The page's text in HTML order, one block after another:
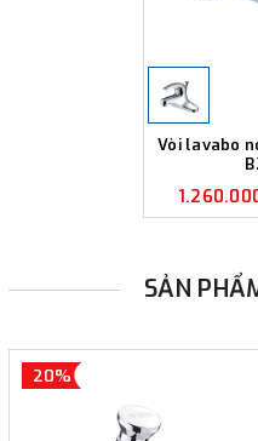
Vòi lavabo
SẢN
20%